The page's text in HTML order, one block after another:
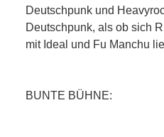
Deutschpunk und
Deutschpunk, als ob sich
mit Ideal und Fu Manchu
BUNTE BÜHNE: